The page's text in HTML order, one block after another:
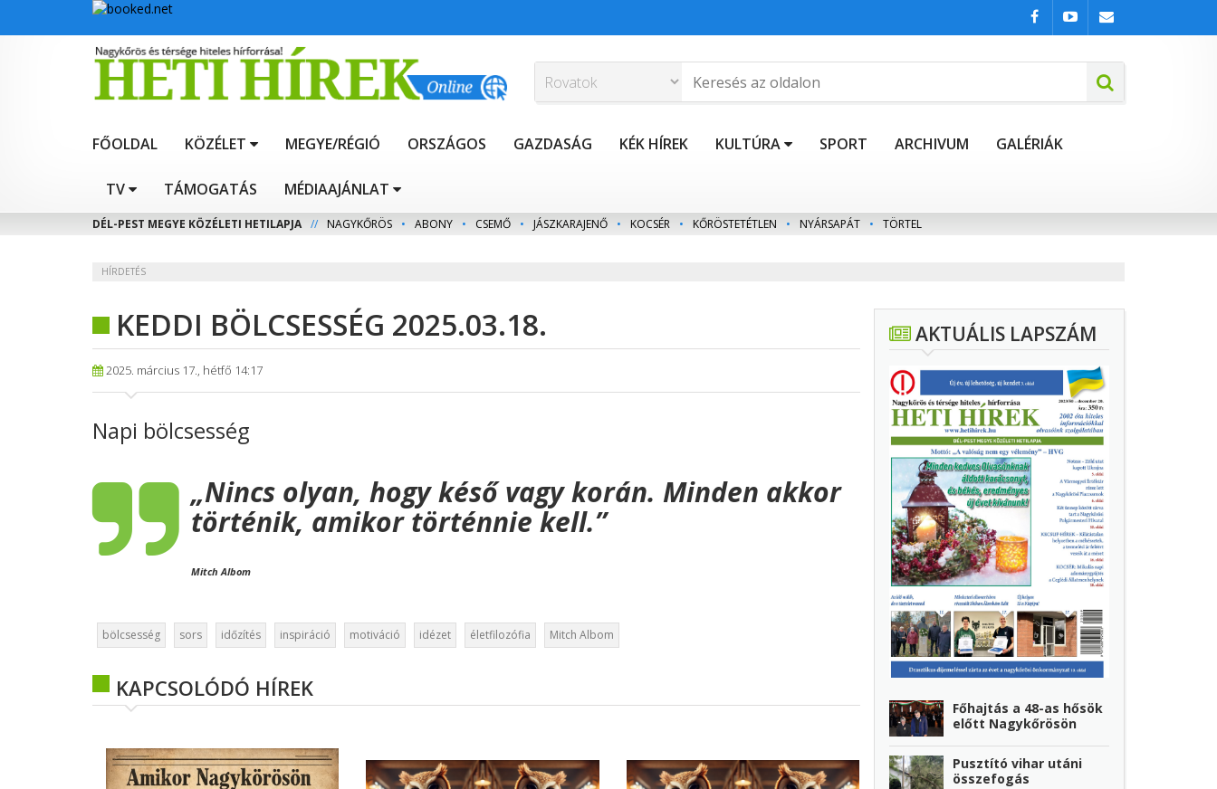
FŐOLDAL KÖZÉLET MEGYE/RÉGIÓ ORSZÁGOS GAZDASÁG KÉK HÍREK KULTÚRA SPORT ARCHIVUM GALÉRIÁK
TV TÁMOGATÁS MÉDIAAJÁNLAT
DÉL-PEST MEGYE KÖZÉLETI HETILAPJA // NAGYKŐRÖS • ABONY • CSEMŐ • JÁSZKARAJENŐ • KOCSÉR • KŐRÖSTETÉTLEN • NYÁRSAPÁT • TÖRTEL
HÍRDETÉS
KEDDI BÖLCSESSÉG 2025.03.18.
2025. március 17., hétfő 14:17
Napi bölcsesség
„Nincs olyan, hogy késő vagy korán. Minden akkor
történik, amikor történnie kell.”
Mitch Albom
bölcsesség sors időzítés inspiráció motiváció idézet életfilozófia Mitch Albom
KAPCSOLÓDÓ HÍREK
AKTUÁLIS LAPSZÁM
Főhajtás a 48-as hősök
előtt Nagykőrösön
Pusztító vihar utáni
összefogás